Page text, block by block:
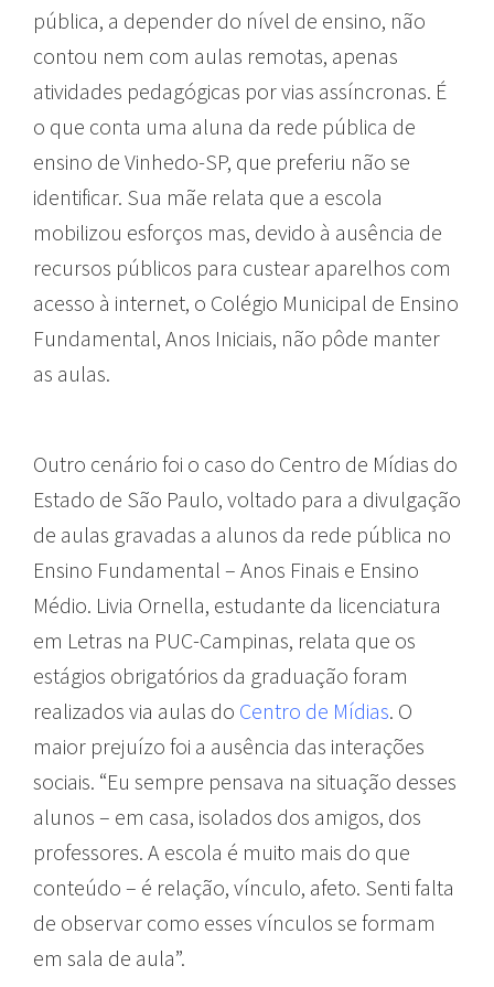
pública, a depender do nível de ensino, não
contou nem com aulas remotas, apenas
atividades pedagógicas por vias assíncronas. É
o que conta uma aluna da rede pública de
ensino de Vinhedo-SP, que preferiu não se
identificar. Sua mãe relata que a escola
mobilizou esforços mas, devido à ausência de
recursos públicos para custear aparelhos com
acesso à internet, o Colégio Municipal de Ensino
Fundamental, Anos Iniciais, não pôde manter
as aulas.
Outro cenário foi o caso do Centro de Mídias do
Estado de São Paulo, voltado para a divulgação
de aulas gravadas a alunos da rede pública no
Ensino Fundamental – Anos Finais e Ensino
Médio. Livia Ornella, estudante da licenciatura
em Letras na PUC-Campinas, relata que os
estágios obrigatórios da graduação foram
realizados via aulas do Centro de Mídias. O
maior prejuízo foi a ausência das interações
sociais. “Eu sempre pensava na situação desses
alunos – em casa, isolados dos amigos, dos
professores. A escola é muito mais do que
conteúdo – é relação, vínculo, afeto. Senti falta
de observar como esses vínculos se formam
em sala de aula”.